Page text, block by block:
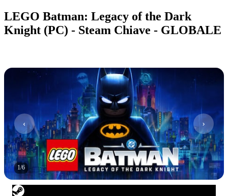
LEGO Batman: Legacy of the Dark
Knight (PC) - Steam Chiave - GLOBALE
1/6